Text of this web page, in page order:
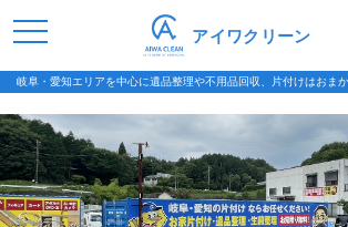
岐阜・愛知エリアを中心に遺品整理や不用品回収、片付けはおま
アイワクリーン